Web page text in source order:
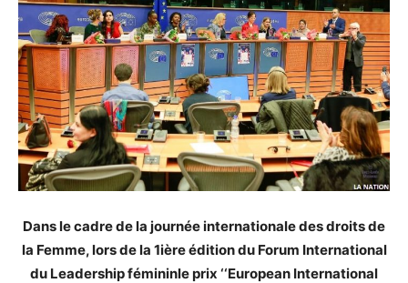
Dans le cadre de la journée internationale des droits de
la Femme, lors de la 1ière édition du Forum International
du Leadership fémininle prix ‘‘European International